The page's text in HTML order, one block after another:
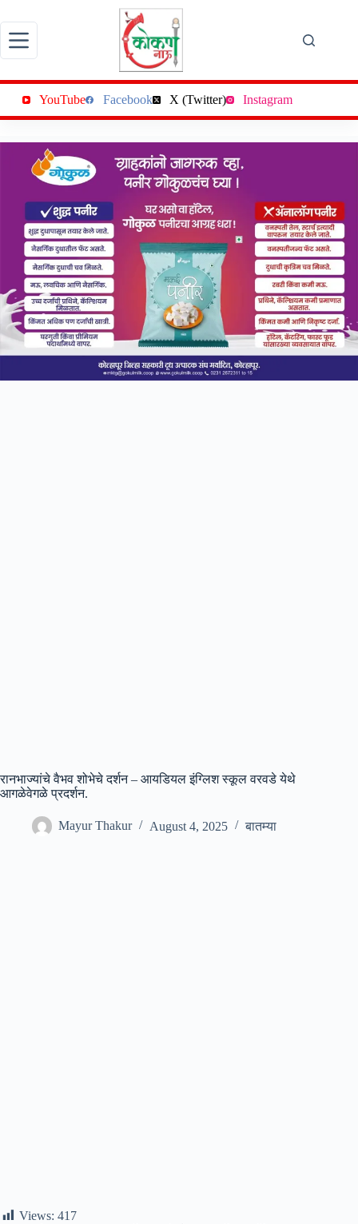
to
content
YouTube Facebook X (Twitter) Instagram
रानभाज्यांचे वैभव शोभेचे दर्शन – आयडियल इंग्लिश स्कूल वरवडे येथे
आगळेवेगळे प्रदर्शन.
Mayur Thakur August 4, 2025 बातम्या
Views: 417